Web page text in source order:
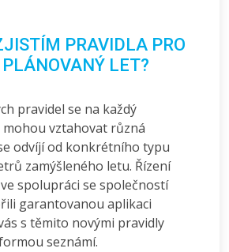
PRAVIDLA PRO
LET?
pravidel se na každý
vztahovat různá
odvíjí od konkrétního typu
zamýšleného letu. Řízení
spolupráci se společností
garantovanou aplikaci
s těmito novými pravidly
seznámí.